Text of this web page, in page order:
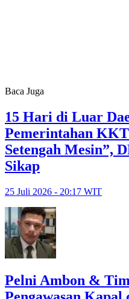
Baca Juga
15 Hari di Luar
Pemerintahan
Setengah Mesin”,
Sikap
25 Juli 2026 - 20:17 WIT
Pelni Ambon &